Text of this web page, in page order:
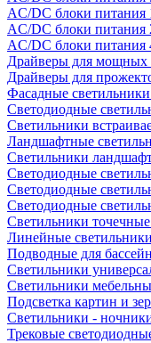
AC/DC блоки питания
AC/DC блоки питания
AC/DC блоки питания
Драйверы для мощных
Драйверы для
Фасадные
Светодиодные
Светильники
Ландшафтные
Светильники
Светодиодные
Светодиодные
Светодиодные
Светильники
Линейные
Подводные для
Светильники
Светильники
Подсветка картин и
Светильники -
Трековые